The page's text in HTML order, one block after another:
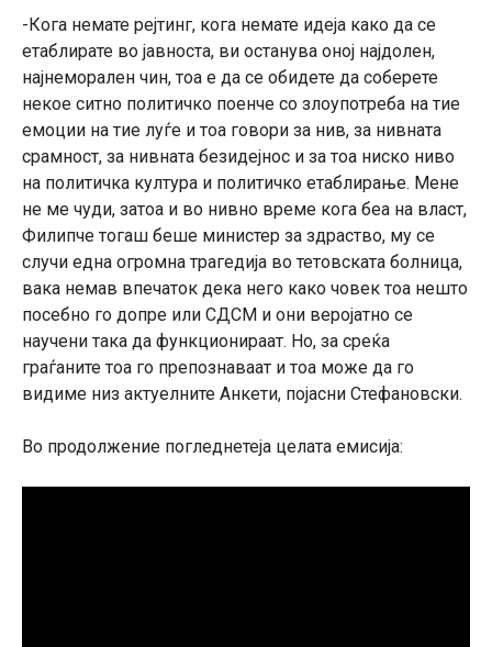
-Кога немате рејтинг, кога немате идеја како да се
етаблирате во јавноста, ви останува оној најдолен,
најнеморален чин, тоа е да се обидете да соберете
некое ситно политичко поенче со злоупотреба на тие
емоции на тие луѓе и тоа говори за нив, за нивната
срамност, за нивната безидејнос и за тоа ниско ниво
на политичка култура и политичко етаблирање. Мене
не ме чуди, затоа и во нивно време кога беа на власт,
Филипче тогаш беше министер за здраство, му се
случи една огромна трагедија во тетовската болница,
вака немав впечаток дека него како човек тоа нешто
посебно го допре или СДСМ и они веројатно се
научени така да функционираат. Но, за среќа
граѓаните тоа го препознаваат и тоа може да го
видиме низ актуелните Анкети, појасни Стефановски.
Во продолжение погледнетеја целата емисија: